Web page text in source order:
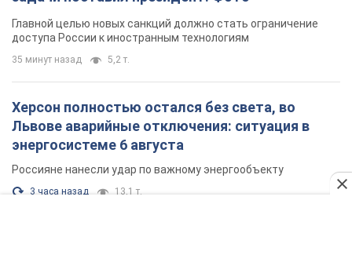
Это необходимо для проверки воинского учета
час назад 4,7 т.